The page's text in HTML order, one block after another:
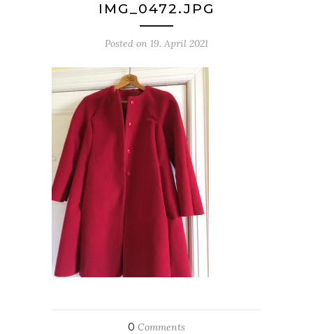
IMG_0472.JPG
Posted on 19. April 2021
0 Comments